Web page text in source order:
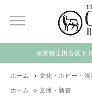
東京都世田谷区下
ホーム > 文化・ホビー・漫
ホーム
> 文庫・新書